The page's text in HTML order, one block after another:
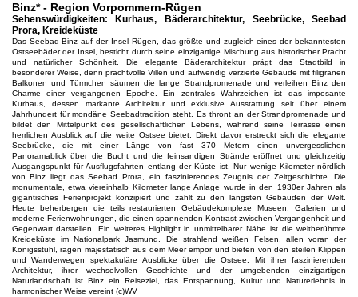
Binz* - Region Vorpommern-Rügen
Sehenswürdigkeiten: Kurhaus, Bäderarchitektur, Seebrücke, Seebad
Prora, Kreideküste
Das Seebad Binz auf der Insel Rügen, das größte und zugleich eines der bekanntesten
Ostseebäder der Insel, besticht durch seine einzigartige Mischung aus historischer Pracht
und natürlicher Schönheit. Die elegante Bäderarchitektur prägt das Stadtbild in
besonderer Weise, denn prachtvolle Villen und aufwendig verzierte Gebäude mit filigranen
Balkonen und Türmchen säumen die lange Strandpromenade und verleihen Binz den
Charme einer vergangenen Epoche. Ein zentrales Wahrzeichen ist das imposante
Kurhaus, dessen markante Architektur und exklusive Ausstattung seit über einem
Jahrhundert für mondäne Seebadtradition steht. Es thront an der Strandpromenade und
bildet den Mittelpunkt des gesellschaftlichen Lebens, während seine Terrasse einen
herrlichen Ausblick auf die weite Ostsee bietet. Direkt davor erstreckt sich die elegante
Seebrücke, die mit einer Länge von fast 370 Metern einen unvergesslichen
Panoramablick über die Bucht und die feinsandigen Strände eröffnet und gleichzeitig
Ausgangspunkt für Ausflugsfahrten entlang der Küste ist. Nur wenige Kilometer nördlich
von Binz liegt das Seebad Prora, ein faszinierendes Zeugnis der Zeitgeschichte. Die
monumentale, etwa viereinhalb Kilometer lange Anlage wurde in den 1930er Jahren als
gigantisches Ferienprojekt konzipiert und zählt zu den längsten Gebäuden der Welt.
Heute beherbergen die teils restaurierten Gebäudekomplexe Museen, Galerien und
moderne Ferienwohnungen, die einen spannenden Kontrast zwischen Vergangenheit und
Gegenwart darstellen. Ein weiteres Highlight in unmittelbarer Nähe ist die weltberühmte
Kreideküste im Nationalpark Jasmund. Die strahlend weißen Felsen, allen voran der
Königsstuhl, ragen majestätisch aus dem Meer empor und bieten von den steilen Klippen
und Wanderwegen spektakuläre Ausblicke über die Ostsee. Mit ihrer faszinierenden
Architektur, ihrer wechselvollen Geschichte und der umgebenden einzigartigen
Naturlandschaft ist Binz ein Reiseziel, das Entspannung, Kultur und Naturerlebnis in
harmonischer Weise vereint (c)WV